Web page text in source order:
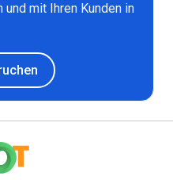
mit Ihren Kunden in